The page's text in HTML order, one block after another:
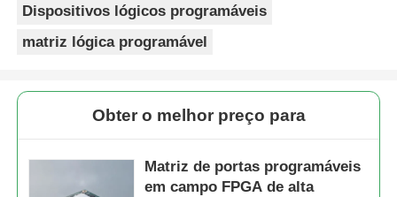
Dispositivos lógicos programáveis
matriz lógica programável
Obter o melhor preço para
Matriz de portas programáveis ​​
em campo FPGA de alta